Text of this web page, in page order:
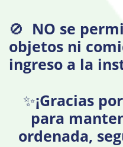
🚫 NO se
objetos ni
ingreso a la
✨¡Gracias
para
ordenada,